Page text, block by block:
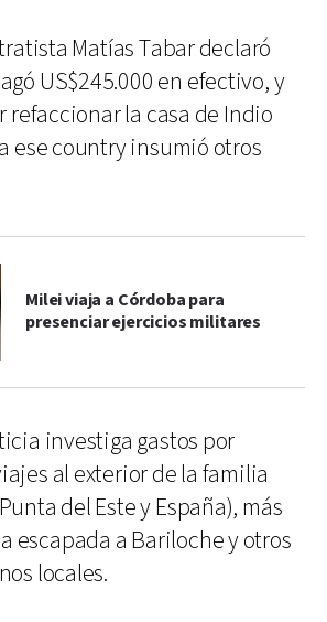
Matías Tabar declaró
US$245.000 en efectivo, y
refaccionar la casa de Indio
ese country insumió otros
Milei viaja a Córdoba para
presenciar ejercicios militares
investiga gastos por
al exterior de la familia
del Este y España), más
escapada a Bariloche y otros
locales.